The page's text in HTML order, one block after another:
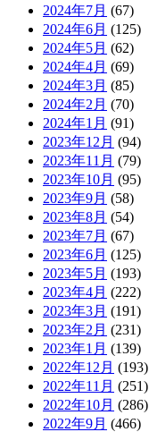
2024年7月 (67)
2024年6月 (125)
2024年5月 (62)
2024年4月 (69)
2024年3月 (85)
2024年2月 (70)
2024年1月 (91)
2023年12月 (94)
2023年11月 (79)
2023年10月 (95)
2023年9月 (58)
2023年8月 (54)
2023年7月 (67)
2023年6月 (125)
2023年5月 (193)
2023年4月 (222)
2023年3月 (191)
2023年2月 (231)
2023年1月 (139)
2022年12月 (193)
2022年11月 (251)
2022年10月 (286)
2022年9月 (466)